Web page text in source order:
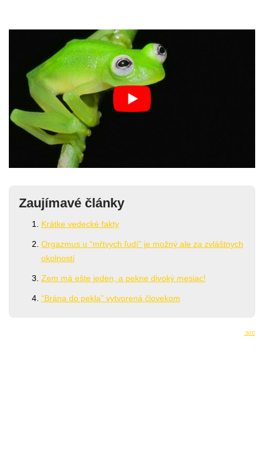
Zaujímavé články
Krátke vedecké fakty
Orgazmus u “mŕtvych ľudí” je možný ale za zvláštnych
okolností
Zem má ešte jeden, a pekne divoký mesiac!
“Brána do pekla” vytvorená človekom
.src